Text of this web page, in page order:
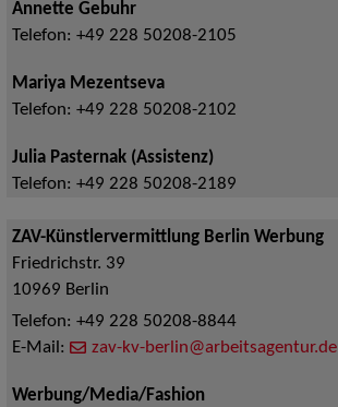
Annette Gebuhr
Telefon: +49 228 50208-2105
Mariya Mezentseva
Telefon: +49 228 50208-2102
Julia Pasternak (Assistenz)
Telefon: +49 228 50208-2189
ZAV-Künstlervermittlung Berlin Werbung
Friedrichstr. 39
10969 Berlin
Telefon: +49 228 50208-8844
E-Mail:
zav-kv-berlin@arbeitsagentur.de
Werbung/Media/Fashion